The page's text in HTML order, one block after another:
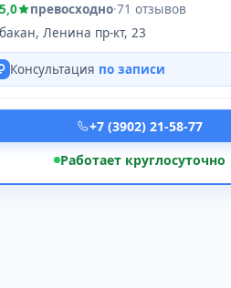
5,0 превосходно·71 отзывов
Ленина пр-кт, 23
Консультация по записи
+7 (3902) 21-58-77
Работает круглосуточно